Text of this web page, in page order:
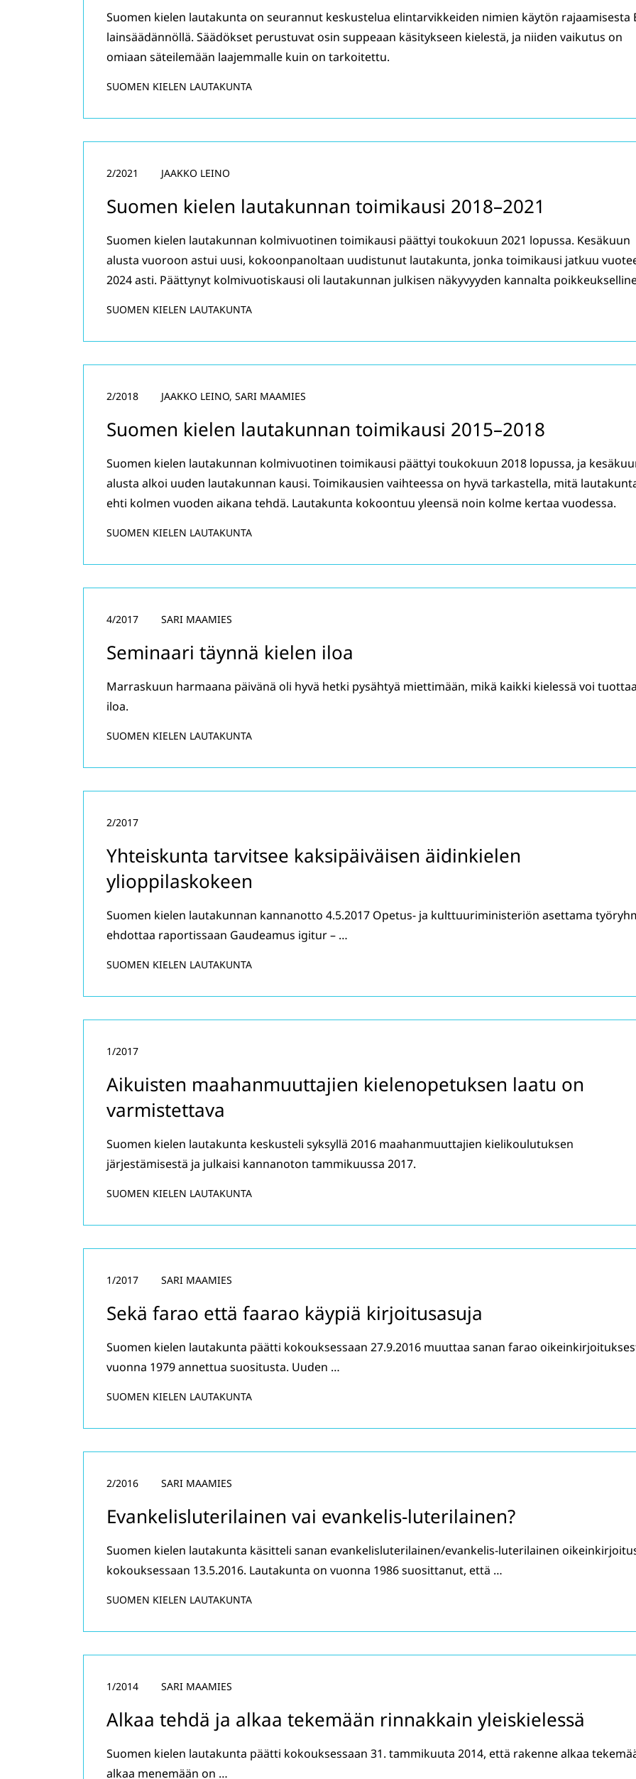
Suomen kielen lautakunta on seurannut keskustelua elintarvikkeiden nimien käytön rajaamisesta
lainsäädännöllä. Säädökset perustuvat osin suppeaan käsitykseen kielestä, ja niiden vaikutus on
omiaan säteilemään laajemmalle kuin on tarkoitettu.
SUOMEN KIELEN LAUTAKUNTA
Suomen kielen lautakunnan toimikausi 2018–2021
2/2021 JAAKKO LEINO
Suomen kielen lautakunnan kolmivuotinen toimikausi päättyi toukokuun 2021 lopussa. Kesäkuun
alusta vuoroon astui uusi, kokoonpanoltaan uudistunut lautakunta, jonka toimikausi jatkuu
2024 asti. Päättynyt kolmivuotiskausi oli lautakunnan julkisen näkyvyyden kannalta
SUOMEN KIELEN LAUTAKUNTA
Suomen kielen lautakunnan toimikausi 2015–2018
2/2018 JAAKKO LEINO, SARI MAAMIES
Suomen kielen lautakunnan kolmivuotinen toimikausi päättyi toukokuun 2018 lopussa, ja
alusta alkoi uuden lautakunnan kausi. Toimikausien vaihteessa on hyvä tarkastella, mitä
ehti kolmen vuoden aikana tehdä. Lautakunta kokoontuu yleensä noin kolme kertaa vuodessa.
SUOMEN KIELEN LAUTAKUNTA
Seminaari täynnä kielen iloa
4/2017 SARI MAAMIES
Marraskuun harmaana päivänä oli hyvä hetki pysähtyä miettimään, mikä kaikki kielessä voi
iloa.
SUOMEN KIELEN LAUTAKUNTA
Yhteiskunta tarvitsee kaksipäiväisen äidinkielen
ylioppilaskokeen
2/2017
Suomen kielen lautakunnan kannanotto 4.5.2017 Opetus- ja kulttuuriministeriön asettama
ehdottaa raportissaan Gaudeamus igitur – …
SUOMEN KIELEN LAUTAKUNTA
Aikuisten maahanmuuttajien kielenopetuksen laatu on
varmistettava
1/2017
Suomen kielen lautakunta keskusteli syksyllä 2016 maahanmuuttajien kielikoulutuksen
järjestämisestä ja julkaisi kannanoton tammikuussa 2017.
SUOMEN KIELEN LAUTAKUNTA
Sekä farao että faarao käypiä kirjoitusasuja
1/2017 SARI MAAMIES
Suomen kielen lautakunta päätti kokouksessaan 27.9.2016 muuttaa sanan farao
vuonna 1979 annettua suositusta. Uuden …
SUOMEN KIELEN LAUTAKUNTA
Evankelisluterilainen vai evankelis-luterilainen?
2/2016 SARI MAAMIES
Suomen kielen lautakunta käsitteli sanan evankelisluterilainen/evankelis-luterilainen
kokouksessaan 13.5.2016. Lautakunta on vuonna 1986 suosittanut, että …
SUOMEN KIELEN LAUTAKUNTA
Alkaa tehdä ja alkaa tekemään rinnakkain yleiskielessä
1/2014 SARI MAAMIES
Suomen kielen lautakunta päätti kokouksessaan 31. tammikuuta 2014, että rakenne alkaa
alkaa menemään on …